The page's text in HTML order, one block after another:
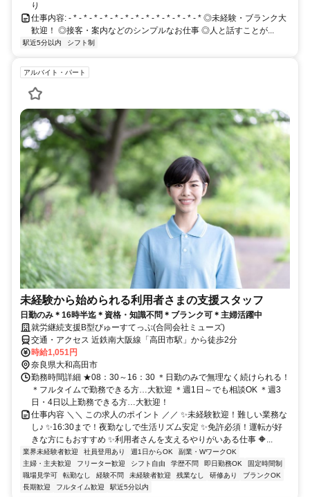
り
仕事内容: - * - * - * - * - * - * - * - * - * - * - * - * - * ◎未経験・ブランク大
歓迎！ ◎接客・案内などのシンプルなお仕事 ◎人と話すことが...
駅近5分以内 シフト制
アルバイト・パート
未経験から始められる利用者さまの支援スタッフ
日勤のみ＊16時半迄＊資格・知識不問＊ブランク可＊主婦活躍中
就労継続支援B型びゅーすてっぷ(合同会社ミューズ)
交通・アクセス 近鉄南大阪線「高田市駅」から徒歩2分
時給1,051円
奈良県大和高田市
勤務時間詳細 ★08：30～16：30 ＊日勤のみで無理なく続けられる！
＊フルタイムで勤務できる方…大歓迎 ＊週1日～でも相談OK ＊週3
日・4日以上勤務できる方…大歓迎！
仕事内容 ＼＼ この求人のポイント ／／ ✨未経験歓迎！難しい業務な
し♪ ✨16:30まで！夜勤なしで生活リズム安定 ✨免許必須！運転が好
きな方にもおすすめ ✨利用者さんを支えるやりがいある仕事 🔶...
業界未経験者歓迎 社員登用あり 週1日からOK
副業・WワークOK
主婦・主夫歓迎
フリーター歓迎 シフト自由 学歴不問 即日勤務OK
固定時間制
職場見学可
転勤なし 経験不問 未経験者歓迎 残業なし 研修あり
ブランクOK
長期歓迎
フルタイム歓迎 駅近5分以内